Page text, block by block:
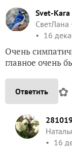
Svet-Kara
СветЛана
16
Очень
главное очень
Ответить ✿
16